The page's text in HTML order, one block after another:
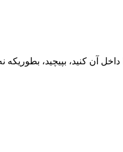
آن کنید، بپیچید،